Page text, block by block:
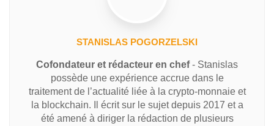
STANISLAS POGORZELSKI
Cofondateur et rédacteur en chef- Stanislas
possède une expérience accrue dans le
traitement de l’actualité liée à la crypto-monnaie et
la blockchain. Il écrit sur le sujet depuis 2017 et a
été amené à diriger la rédaction de plusieurs